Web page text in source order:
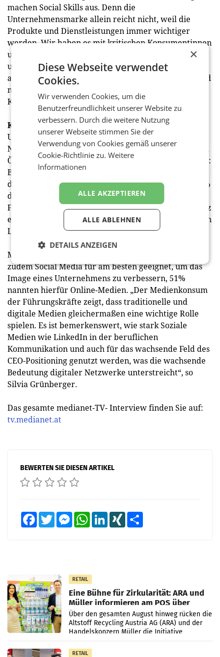
machen Social Skills aus. Denn die
Unternehmensmarke allein reicht nicht, weil die
Produkte und Dienstleistungen immer wichtiger
werden. Wir haben es mit kritischen Konsumentinnen
und Konsumenten zu tun und auch Bewerberinnen
und Bewerber wollen genau wissen, für wen sie
arbeiten. Damit stehen CEOs heute in der Auslage und
müssen sich daher verstärkt auch um das
Kommunikative kümmern.“
Klassische Medien vorne
Um bezüglich wirtschaftlicher Entwicklungen und
Neuigkeiten up-to-date zu bleiben, rezipieren CEOs in
Österreich im Schnitt vier verschiedene Medienarten:
Beliebteste Medien unter Führungskräfte sind
demnach Tageszeitungen und Online-Medien – je 69%
der Befragten nutzen sie. 62% konsumieren
Fachmedien und 50% den eigenen Pressespiegel. Platz
eins in Sachen Social Media-Nutzung machte demnach
LinkedIn mit 82%, gefolgt von Instagram mit 30%.
Mehr als drei Viertel der befragten Manager hielten
zudem Social Media für am besten geeignet, um das
Image eines Unternehmens zu verbessern, 51%
nannten hierfür Online-Medien. „Der Medienkonsum
der Führungskräfte zeigt, dass traditionelle und
digitale Medien gleichermaßen eine wichtige Rolle
spielen. Es ist bemerkenswert, wie stark Soziale
Medien wie LinkedIn in der beruflichen
Kommunikation und auch für das wachsende Feld des
CEO-Positioning genutzt werden, was die wachsende
Bedeutung digitaler Netzwerke unterstreicht“, so
Silvia Grünberger.
Das gesamte medianet-TV- Interview finden Sie auf:
tv.medianet.at
BEWERTEN SIE DIESEN ARTIKEL
FacebookTwitter MessengerWhatsAppLinkedInXING
RETAIL
Eine Bühne für Zirkularität: ARA und
Müller informieren am POS über
Kreislauffähigkeit
Über den gesamten August hinweg rücken die
Altstoff Recycling Austria AG (ARA) und der
Handelskonzern Müller die Initiative
„Kreislauf-Helden“ in allen österreichischen
Müller-Filialen
RETAIL
×
Diese Webseite verwendet
Cookies.
Wir verwenden Cookies, um die
Benutzerfreundlichkeit unserer Website zu
verbessern. Durch die weitere Nutzung
unserer Webseite stimmen Sie der
Verwendung von Cookies gemäß unserer
Cookie-Richtlinie zu.Weitere
Informationen
ALLE AKZEPTIEREN
ALLE ABLEHNEN
DETAILS ANZEIGEN